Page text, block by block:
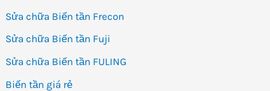
Sửa chữa Biến tần Frecon
Sửa chữa Biến tần Fuji
Sửa chữa Biến tần FULING
Biến tần giá rẻ